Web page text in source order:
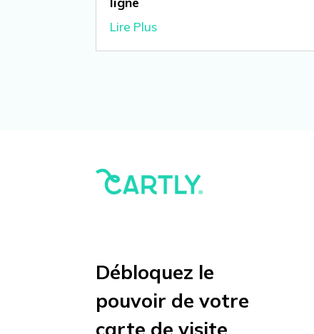
Lire Plus
Débloquez le
pouvoir de votre
carte de visite